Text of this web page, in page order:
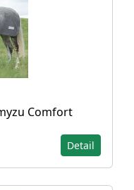
Comfort
Detail